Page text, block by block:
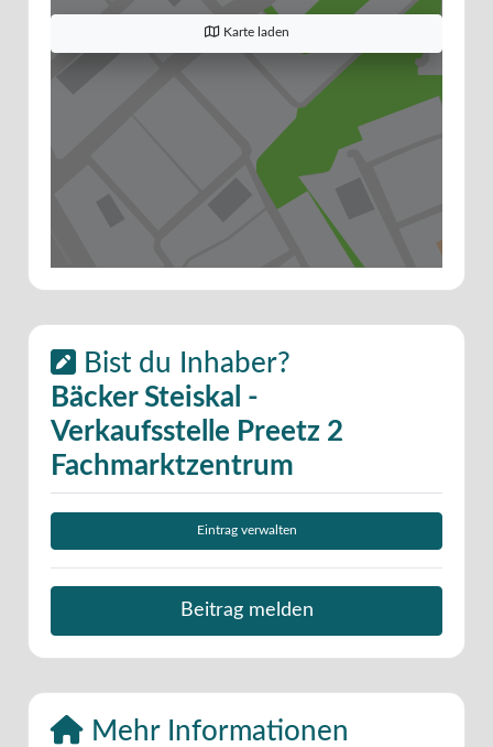
Karte laden
Bist du Inhaber?
Bäcker Steiskal -
Verkaufsstelle Preetz 2
Fachmarktzentrum
Eintrag verwalten
Beitrag melden
Mehr Informationen